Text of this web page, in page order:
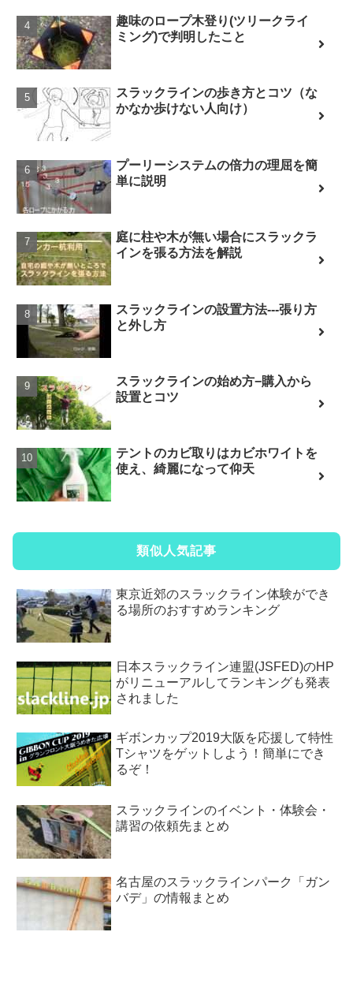
趣味のロープ木登り(ツリークライ
ミング)で判明したこと
スラックラインの歩き方とコツ（な
かなか歩けない人向け）
プーリーシステムの倍力の理屈を簡
単に説明
庭に柱や木が無い場合にスラックラ
インを張る方法を解説
スラックラインの設置方法---張り方
と外し方
スラックラインの始め方−購入から
設置とコツ
テントのカビ取りはカビホワイトを
使え、綺麗になって仰天
類似人気記事
東京近郊のスラックライン体験ができ
る場所のおすすめランキング
日本スラックライン連盟(JSFED)のHP
がリニューアルしてランキングも発表
されました
ギボンカップ2019大阪を応援して特性
Tシャツをゲットしよう！簡単にでき
るぞ！
スラックラインのイベント・体験会・
講習の依頼先まとめ
名古屋のスラックラインパーク「ガン
バデ」の情報まとめ